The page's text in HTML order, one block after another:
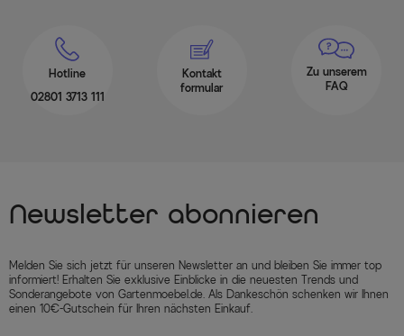
Hotline
02801 3713 111
Kontakt
formular
Zu unserem
FAQ
Newsletter abonnieren
Melden Sie sich jetzt für unseren Newsletter an und bleiben Sie immer top
informiert! Erhalten Sie exklusive Einblicke in die neuesten Trends und
Sonderangebote von Gartenmoebel.de. Als Dankeschön schenken wir Ihnen
einen 10€-Gutschein für Ihren nächsten Einkauf.